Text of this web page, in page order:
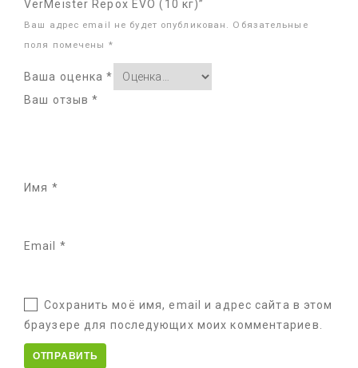
VerMeister Repox EVO (10 кг)”
Ваш адрес email не будет опубликован. Обязательные
поля помечены *
Ваша оценка*
Ваш отзыв*
Имя *
Email *
Сохранить моё имя, email и адрес сайта в этом
браузере для последующих моих комментариев.